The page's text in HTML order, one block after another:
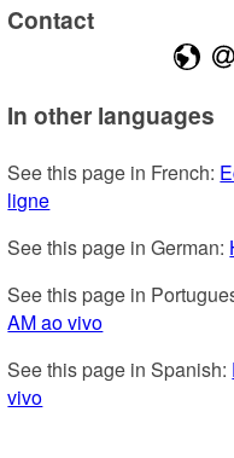
Contact
In other languages
See this page in French:
ligne
See this page in German:
See this page in
AM ao vivo
See this page in Spanish:
vivo